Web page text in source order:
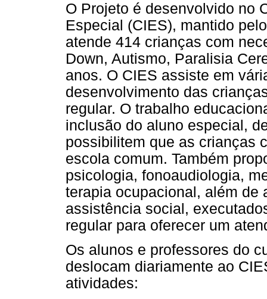
O Projeto é desenvolvido no
Especial (CIES), mantido
atende 414 crianças com
Down, Autismo, Paralisia
anos. O CIES assiste em
desenvolvimento das
regular. O trabalho
inclusão do aluno especial,
possibilitem que as crianças
escola comum. Também
psicologia, fonoaudiologia,
terapia ocupacional, além de
assistência social,
regular para oferecer um
Os alunos e professores do
deslocam diariamente ao
atividades: